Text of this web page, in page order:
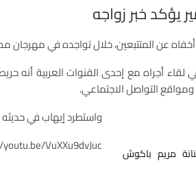
يؤكد خبر زواجه
أخفاه عن المتتبعين، خلال تواجده في مهرجان
أجراه مع إحدى القنوات العربية أنه
ومواقع التواصل الاجتماعي.
مريم باكوش
واستطرد إيهاب في
VuXXu9dvJuc